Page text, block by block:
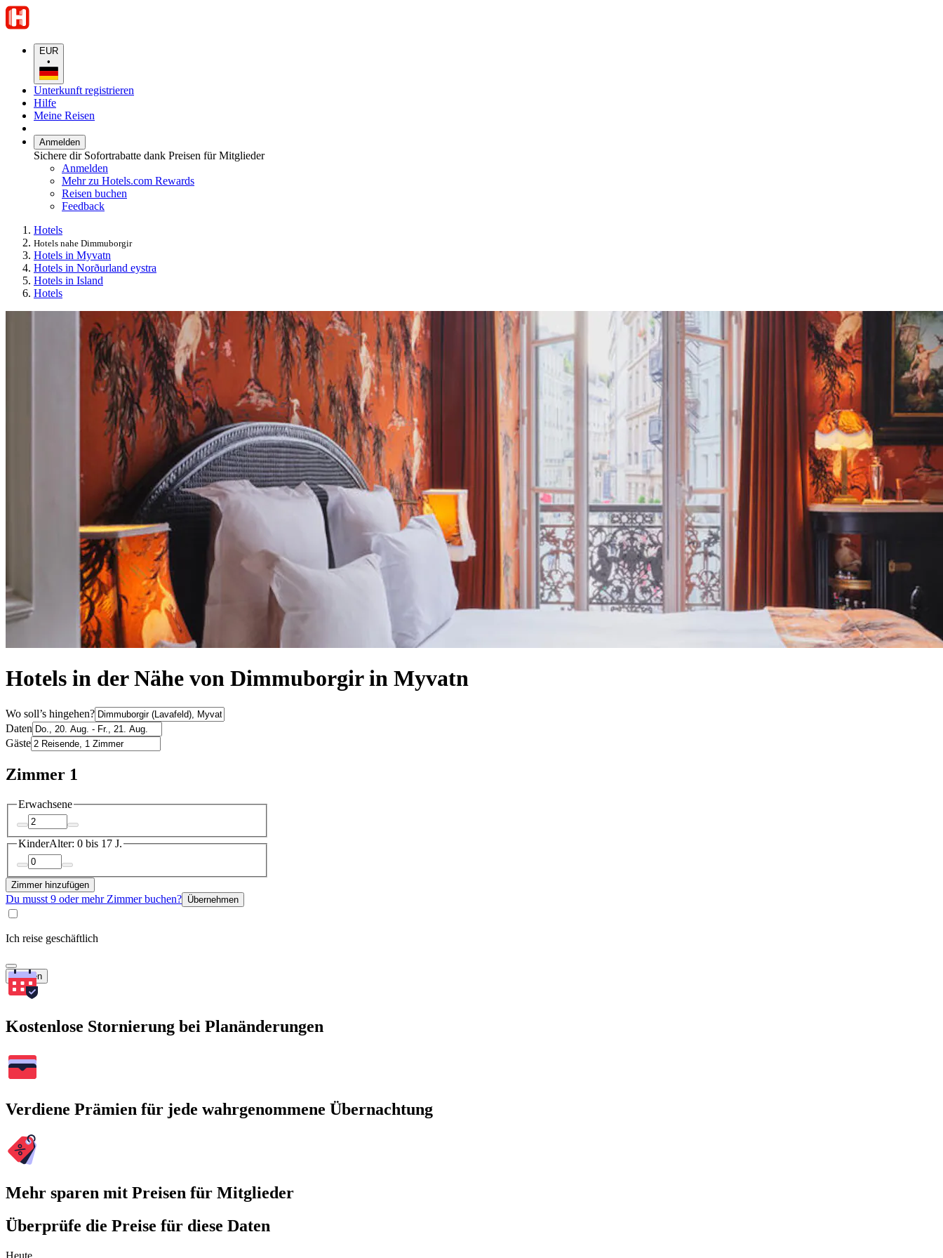
EUR
•
Unterkunft registrieren
Hilfe
Meine Reisen
Anmelden
Sichere dir Sofortrabatte dank Preisen für Mitglieder
Anmelden
Mehr zu Hotels.com Rewards
Reisen buchen
Feedback
Hotels
Hotels nahe Dimmuborgir
Hotels in Myvatn
Hotels in Norðurland eystra
Hotels in Island
Hotels
Hotels in der Nähe von Dimmuborgir in Myvatn
Wo soll’s hingehen?
Daten
Gäste
Zimmer 1
Erwachsene
KinderAlter: 0 bis 17 J.
Zimmer hinzufügen
Du musst 9 oder mehr Zimmer buchen? Übernehmen
Ich reise geschäftlich
Suchen
Kostenlose Stornierung bei Planänderungen
Verdiene Prämien für jede wahrgenommene Übernachtung
Mehr sparen mit Preisen für Mitglieder
Überprüfe die Preise für diese Daten